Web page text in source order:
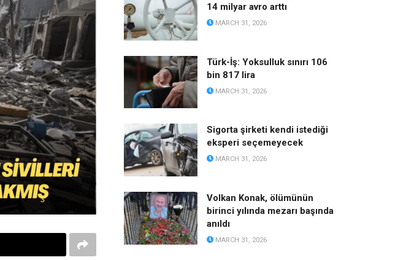
14 milyar avro arttı
MARCH 31, 2026
Türk-İş: Yoksulluk sınırı 106
bin 817 lira
MARCH 31, 2026
Sigorta şirketi kendi istediği
eksperi seçemeyecek
MARCH 31, 2026
Volkan Konak, ölümünün
birinci yılında mezarı başında
anıldı
MARCH 31, 2026